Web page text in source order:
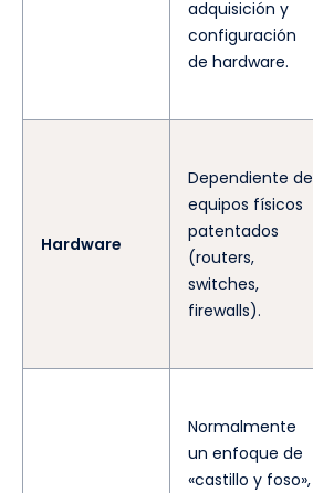
adquisición y
configuración
de hardware.
Hardware
Dependiente de
equipos físicos
patentados
(routers,
switches,
firewalls).
Normalmente
un enfoque de
«castillo y foso»,